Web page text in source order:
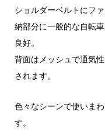
ショルダーベルトにフ
納部分に一般的な自転
良好。
背面はメッシュで通気
されます。
色々なシーンで使いま
す。